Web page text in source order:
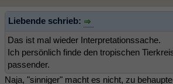
Liebende schrieb:
Das ist mal wieder Interpretationssache.
Ich persönlich finde den tropischen
passender.
Naja, "sinniger" macht es nicht, zu